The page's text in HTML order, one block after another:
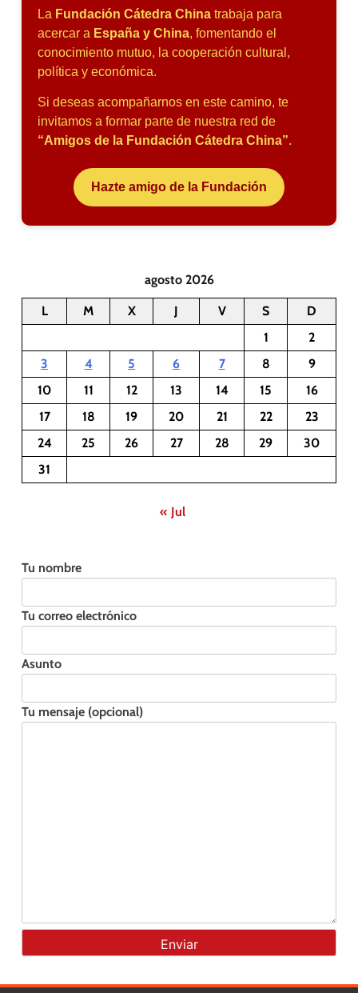
La Fundación Cátedra China trabaja para
acercar a España y China, fomentando el
conocimiento mutuo, la cooperación cultural,
política y económica.
Si deseas acompañarnos en este camino, te
invitamos a formar parte de nuestra red de
“Amigos de la Fundación Cátedra China”.
Hazte amigo de la Fundación
agosto 2026
L M X J V S
D
1
2
3
4 5 6 7 8
9
10
11 12 13 14 15
16
17
18 19 20 21 22
23
24
25 26 27 28 29
30
31
« Jul
Tu nombre
Tu correo electrónico
Asunto
Tu mensaje (opcional)